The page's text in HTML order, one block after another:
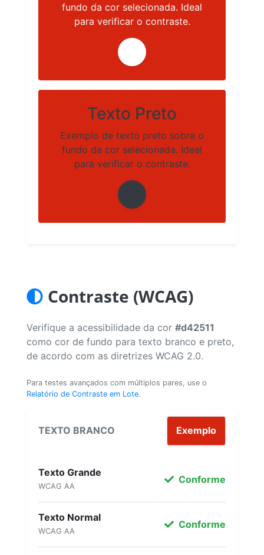
fundo da cor selecionada. Ideal
para verificar o contraste.
Texto Preto
Exemplo de texto preto sobre o
fundo da cor selecionada. Ideal
para verificar o contraste.
Contraste (WCAG)
Verifique a acessibilidade da cor #d42511
como cor de fundo para texto branco e preto,
de acordo com as diretrizes WCAG 2.0.
Para testes avançados com múltiplos pares, use o
Relatório de Contraste em Lote.
TEXTO BRANCO Exemplo
Texto Grande
WCAG AA
Conforme
Texto Normal
WCAG AA
Conforme